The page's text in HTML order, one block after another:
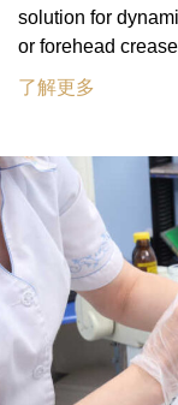
solution for
or forehead
了解更多